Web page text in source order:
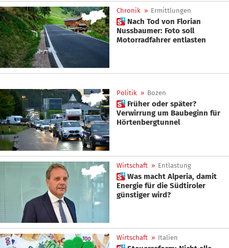
Chronik » Ermittlungen
 Nach Tod von Florian
Nussbaumer: Foto soll
Motorradfahrer entlasten
Politik » Bozen
 Früher oder später?
Verwirrung um Baubeginn für
Hörtenbergtunnel
Wirtschaft » Entlastung
 Was macht Alperia, damit
Energie für die Südtiroler
günstiger wird?
Wirtschaft » Italien